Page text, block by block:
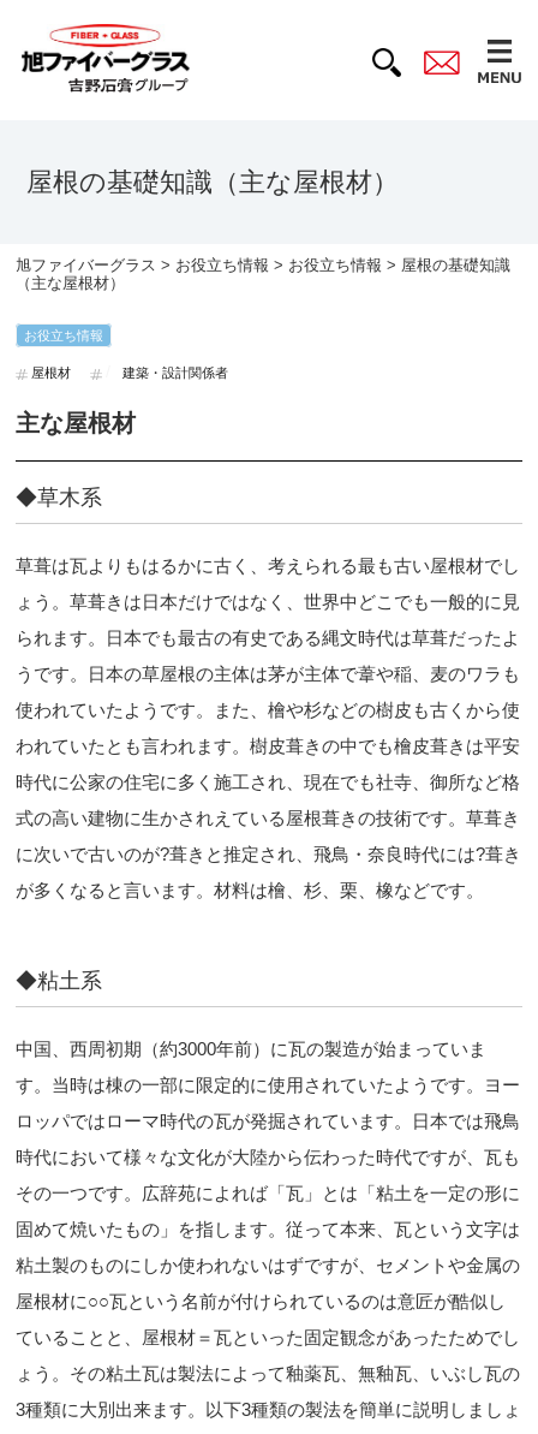
屋根の基礎知識（主な屋根材）
旭ファイバーグラス > お役立ち情報 > お役立ち情報 > 屋根の基礎知識
（主な屋根材）
お役立ち情報
屋根材 建築・設計関係者
主な屋根材
◆草木系
草葺は瓦よりもはるかに古く、考えられる最も古い屋根材でし
ょう。草葺きは日本だけではなく、世界中どこでも一般的に見
られます。日本でも最古の有史である縄文時代は草葺だったよ
うです。日本の草屋根の主体は茅が主体で葦や稲、麦のワラも
使われていたようです。また、檜や杉などの樹皮も古くから使
われていたとも言われます。樹皮葺きの中でも檜皮葺きは平安
時代に公家の住宅に多く施工され、現在でも社寺、御所など格
式の高い建物に生かされえている屋根葺きの技術です。草葺き
に次いで古いのが?葺きと推定され、飛鳥・奈良時代には?葺き
が多くなると言います。材料は檜、杉、栗、橡などです。
◆粘土系
中国、西周初期（約3000年前）に瓦の製造が始まっていま
す。当時は棟の一部に限定的に使用されていたようです。ヨー
ロッパではローマ時代の瓦が発掘されています。日本では飛鳥
時代において様々な文化が大陸から伝わった時代ですが、瓦も
その一つです。 広辞苑によれば「瓦」とは「粘土を一定の形に
固めて焼いたもの」を指します。従って本来、瓦という文字は
粘土製のものにしか使われないはずですが、セメントや金属の
屋根材に○○瓦という名前が付けられているのは意匠が酷似し
ていることと、屋根材＝瓦といった固定観念があったためでし
ょう。その粘土瓦は製法によって釉薬瓦、無釉瓦、いぶし瓦の
3種類に大別出来ます。以下3種類の製法を簡単に説明しましょ